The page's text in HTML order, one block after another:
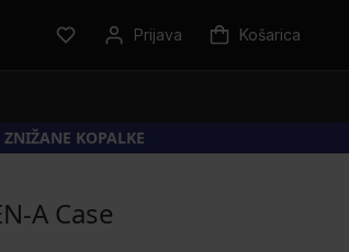
Prijava Košarica
KOPALKE
A Case